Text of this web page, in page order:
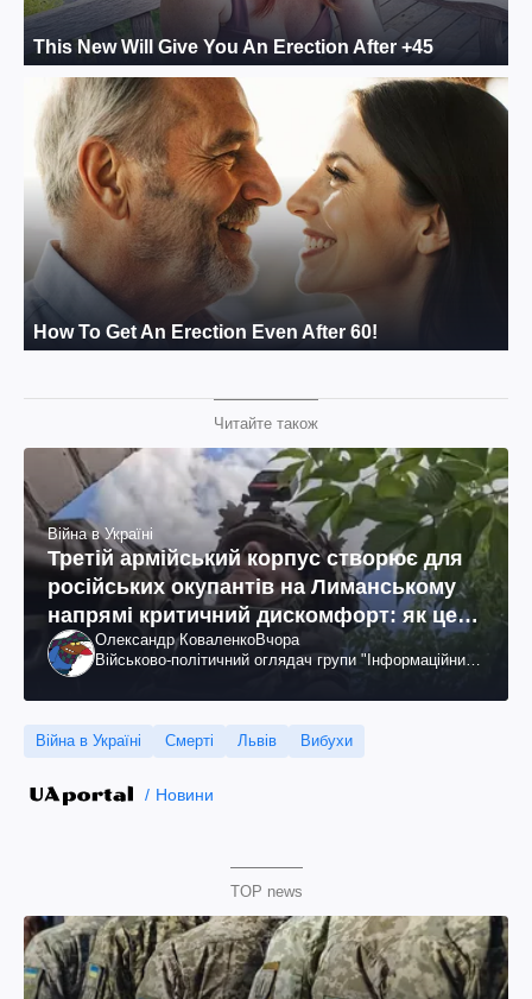
Читайте також
Війна в Україні
Третій армійський корпус створює для
російських окупантів на Лиманському
напрямі критичний дискомфорт: як це
вдалосяОлександр КоваленкоВчора
Військово-політичний оглядач групи "Інформаційний
Війна в Україні Смерті Львів Вибухи
Новини
TOP news